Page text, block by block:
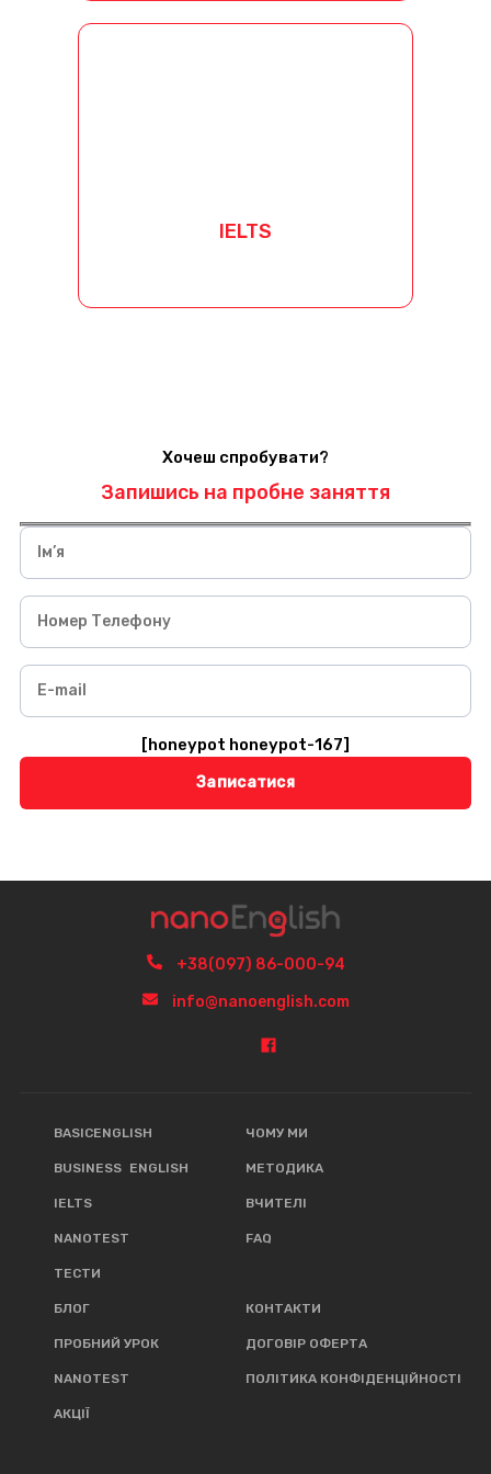
IELTS
ACADEMIC
[button link="/ielts/"
Хочеш спробувати?
Запишись на пробне заняття
Ім’я
Номер Телефону
E-mail
[honeypot honeypot-167]
+38(097) 86-000-94
info@nanoenglish.com
BASICENGLISH
BUSINESS ENGLISH
IELTS
NANOTEST
ТЕСТИ
ЧОМУ МИ
МЕТОДИКА
ВЧИТЕЛІ
FAQ
БЛОГ
ПРОБНИЙ УРОК
NANOTEST
АКЦІЇ
КОНТАКТИ
ДОГОВІР ОФЕРТА
ПОЛІТИКА КОНФІДЕНЦІЙНОСТІ